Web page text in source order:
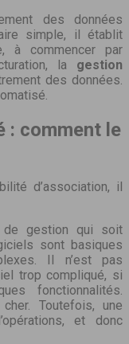
des données
simple, il établit
à commencer par
la gestion
des données.
: comment le
d’association, il
de gestion qui soit
sont basiques
Il n’est pas
trop compliqué, si
fonctionnalités.
Toutefois, une
et donc